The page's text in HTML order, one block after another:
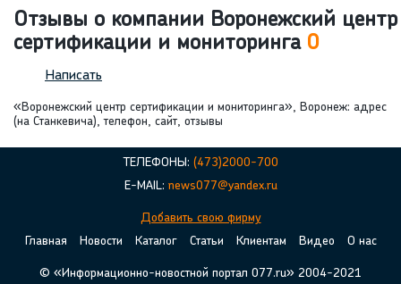
Отзывы о компании Воронежский центр
сертификации и мониторинга 0
Написать
«Воронежский центр сертификации и мониторинга», Воронеж: адрес
(на Станкевича), телефон, сайт, отзывы
ТЕЛЕФОНЫ: (473)2000-700
E-MAIL: news077@yandex.ru
Добавить свою фирму
Главная
Новости Каталог Статьи Клиентам Видео О нас
© «Информационно-новостной портал 077.ru» 2004-2021